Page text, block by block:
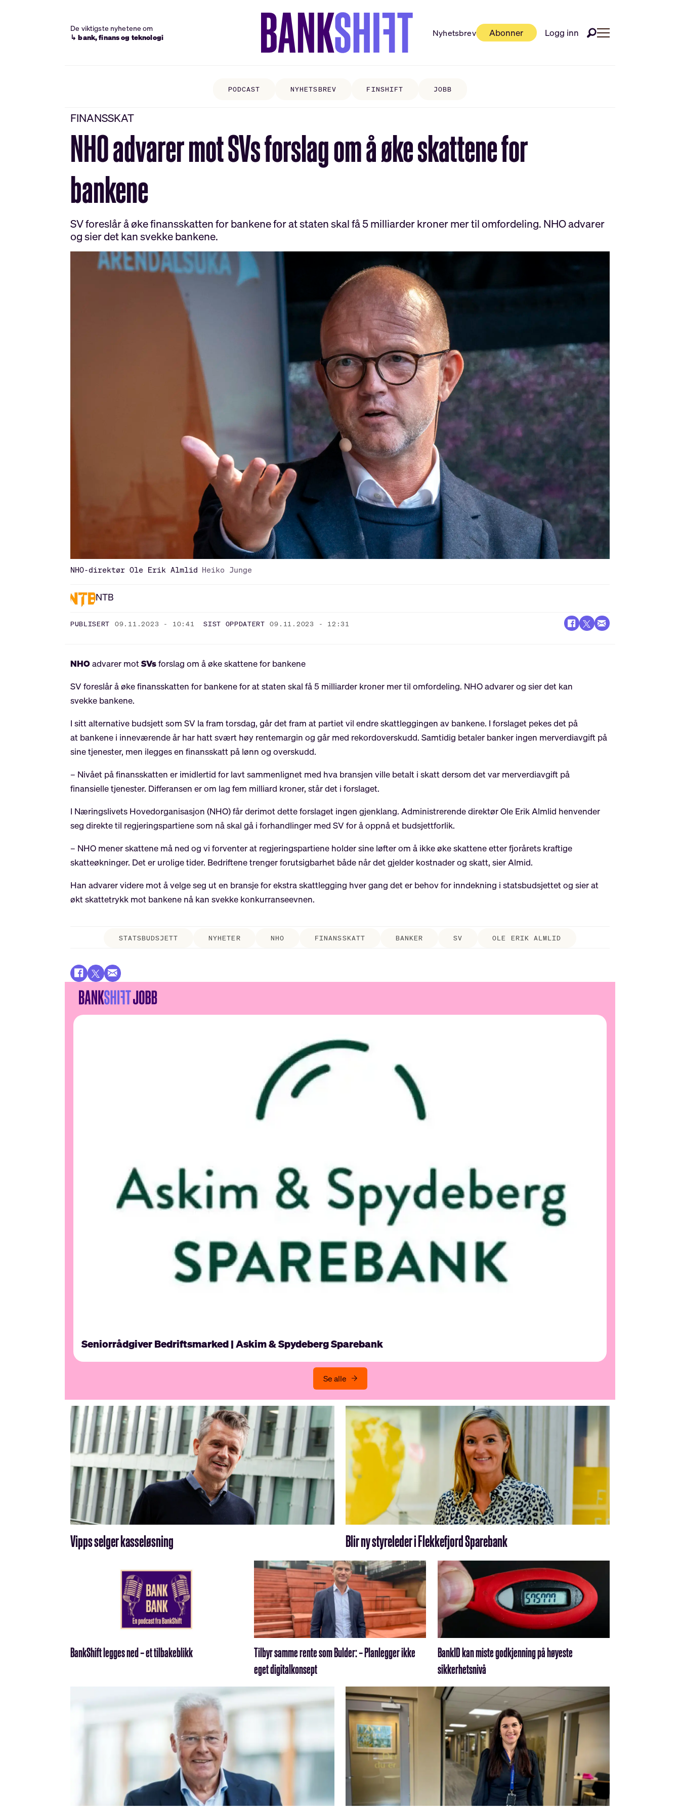
De viktigste nyhetene om
↳ bank, finans og teknologi
Nyhetsbrev Abonner Logg inn
PODCAST NYHETSBREV FINSHIFT JOBB
FINANSSKAT
NHO advarer mot SVs forslag om å øke skattene for
bankene
SV foreslår å øke finansskatten for bankene for at staten skal få 5 milliarder kroner mer til omfordeling. NHO advarer
og sier det kan svekke bankene.
NHO-direktør Ole Erik Almlid Heiko Junge
NTB
PUBLISERT 09.11.2023 - 10:41 SIST OPPDATERT 09.11.2023 - 12:31
NHOadvarer motSVsforslag om å øke skattene for bankene
SV foreslår å øke finansskatten for bankene for at staten skal få 5 milliarder kroner mer til omfordeling. NHO advarer og sier det kan
svekke bankene.
I sitt alternative budsjett som SV la fram torsdag, går det fram at partiet vil endre skattleggingen av bankene. I forslaget pekes det på
at bankene i inneværende år har hatt svært høy rentemargin og går med rekordoverskudd. Samtidig betaler banker ingen merverdiavgift på
sine tjenester, men ilegges en finansskatt på lønn og overskudd.
– Nivået på finansskatten er imidlertid for lavt sammenlignet med hva bransjen ville betalt i skatt dersom det var merverdiavgift på
finansielle tjenester. Differansen er om lag fem milliard kroner, står det i forslaget.
I Næringslivets Hovedorganisasjon (NHO) får derimot dette forslaget ingen gjenklang. Administrerende direktør Ole Erik Almlid henvender
seg direkte til regjeringspartiene som nå skal gå i forhandlinger med SV for å oppnå et budsjettforlik.
– NHO mener skattene må ned og vi forventer at regjeringspartiene holder sine løfter om å ikke øke skattene etter fjorårets kraftige
skatteøkninger. Det er urolige tider. Bedriftene trenger forutsigbarhet både når det gjelder kostnader og skatt, sier Almid.
Han advarer videre mot å velge seg ut en bransje for ekstra skattlegging hver gang det er behov for inndekning i statsbudsjettet og sier at
økt skattetrykk mot bankene nå kan svekke konkurranseevnen.
STATSBUDSJETT NYHETER NHO FINANSSKATT BANKER SV OLE ERIK ALMLID
Seniorrådgiver Bedriftsmarked | Askim & Spydeberg Sparebank
Se alle
Vipps selger kasseløsning Blir ny styreleder i Flekkefjord Sparebank
BankShift legges ned – et tilbakeblikk
Tilbyr samme rente som Bulder: – Planlegger ikke
eget digitalkonsept
BankID kan miste godkjenning på høyeste
sikkerhetsnivå